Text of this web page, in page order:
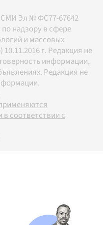
СМИ Эл № ФС77-67642
надзору в сфере
и массовых
г. Редакция не
информации,
Редакция не
соответствии с